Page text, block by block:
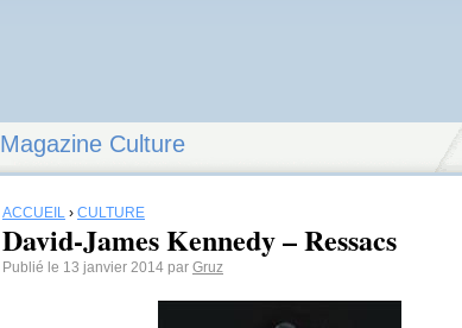
Magazine Culture
ACCUEIL › CULTURE
David-James Kennedy – Ressacs
Publié le 13 janvier 2014 par Gruz